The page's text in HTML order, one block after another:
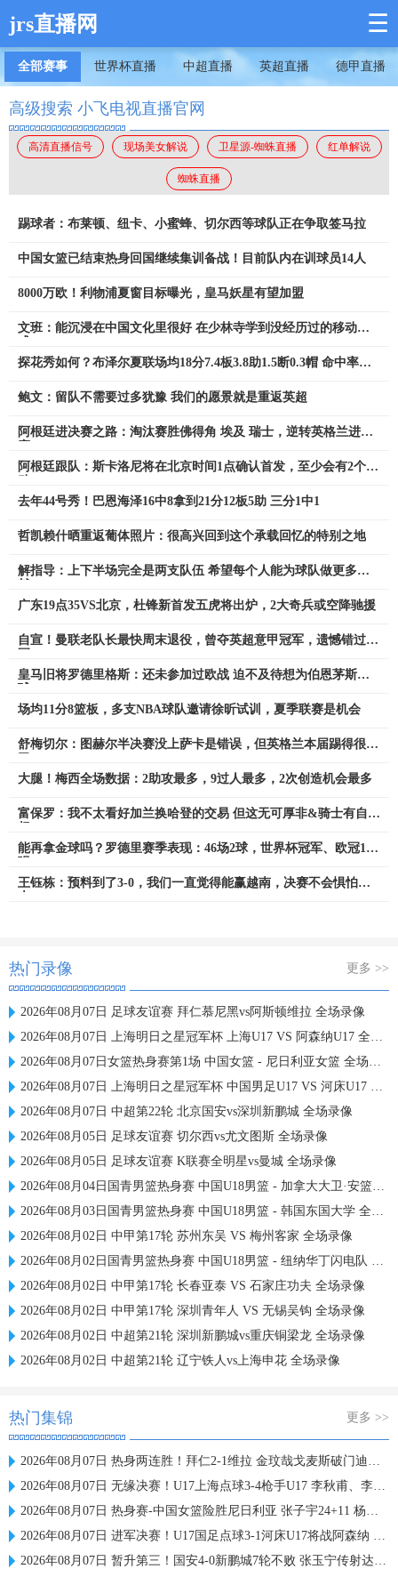
jrs直播网 ☰
全部赛事 世界杯直播 中超直播 英超直播 德甲直播
高级搜索 小飞电视直播官网
高清直播信号 现场美女解说 卫星源-蜘蛛直播 红单解说
蜘蛛直播
踢球者：布莱顿、纽卡、小蜜蜂、切尔西等球队正在争取签马拉
中国女篮已结束热身回国继续集训备战！目前队内在训球员14人
8000万欧！利物浦夏窗目标曝光，皇马妖星有望加盟
文班：能沉浸在中国文化里很好 在少林寺学到没经历过的移动方
探花秀如何？布泽尔夏联场均18分7.4板3.8助1.5断0.3帽 命中率
鲍文：留队不需要过多犹豫 我们的愿景就是重返英超
阿根廷进决赛之路：淘汰赛胜佛得角 埃及 瑞士，逆转英格兰进决
阿根廷跟队：斯卡洛尼将在北京时间1点确认首发，至少会有2个变
去年44号秀！巴恩海泽16中8拿到21分12板5助 三分1中1
哲凯赖什晒重返葡体照片：很高兴回到这个承载回忆的特别之地
解指导：上下半场完全是两支队伍 希望每个人能为球队做更多贡
广东19点35VS北京，杜锋新首发五虎将出炉，2大奇兵或空降驰援
自宣！曼联老队长最快周末退役，曾夺英超意甲冠军，遗憾错过欧
皇马旧将罗德里格斯：还未参加过欧战 迫不及待想为伯恩茅斯踢
场均11分8篮板，多支NBA球队邀请徐昕试训，夏季联赛是机会
舒梅切尔：图赫尔半决赛没上萨卡是错误，但英格兰本届踢得很好
大腿！梅西全场数据：2助攻最多，9过人最多，2次创造机会最多
富保罗：我不太看好加兰换哈登的交易 但这无可厚非&骑士有自主
能再拿金球吗？罗德里赛季表现：46场2球，世界杯冠军、欧冠16
王钰栋：预料到了3-0，我们一直觉得能赢越南，决赛不会惧怕日
热门录像 更多 >>
2026年08月07日 足球友谊赛 拜仁慕尼黑vs阿斯顿维拉 全场录像
2026年08月07日 上海明日之星冠军杯 上海U17 VS 阿森纳U17 全场录像
2026年08月07日女篮热身赛第1场 中国女篮 - 尼日利亚女篮 全场录像
2026年08月07日 上海明日之星冠军杯 中国男足U17 VS 河床U17 全场录像
2026年08月07日 中超第22轮 北京国安vs深圳新鹏城 全场录像
2026年08月05日 足球友谊赛 切尔西vs尤文图斯 全场录像
2026年08月05日 足球友谊赛 K联赛全明星vs曼城 全场录像
2026年08月04日国青男篮热身赛 中国U18男篮 - 加拿大大卫·安篮球学院 全场录像
2026年08月03日国青男篮热身赛 中国U18男篮 - 韩国东国大学 全场录像
2026年08月02日 中甲第17轮 苏州东吴 VS 梅州客家 全场录像
2026年08月02日国青男篮热身赛 中国U18男篮 - 纽纳华丁闪电队 全场录像
2026年08月02日 中甲第17轮 长春亚泰 VS 石家庄功夫 全场录像
2026年08月02日 中甲第17轮 深圳青年人 VS 无锡吴钩 全场录像
2026年08月02日 中超第21轮 深圳新鹏城vs重庆铜梁龙 全场录像
2026年08月02日 中超第21轮 辽宁铁人vs上海申花 全场录像
热门集锦 更多 >>
2026年08月07日 热身两连胜！拜仁2-1维拉 金玟哉戈麦斯破门迪亚斯替补建功
2026年08月07日 无缘决赛！U17上海点球3-4枪手U17 李秋甫、李文博失点王启戎扑点
2026年08月07日 热身赛-中国女篮险胜尼日利亚 张子宇24+11 杨舒予12+6
2026年08月07日 进军决赛！U17国足点球3-1河床U17将战阿森纳 江宇涵替补两扑点
2026年08月07日 暂升第三！国安4-0新鹏城7轮不败 张玉宁传射达万双响法比奥破门